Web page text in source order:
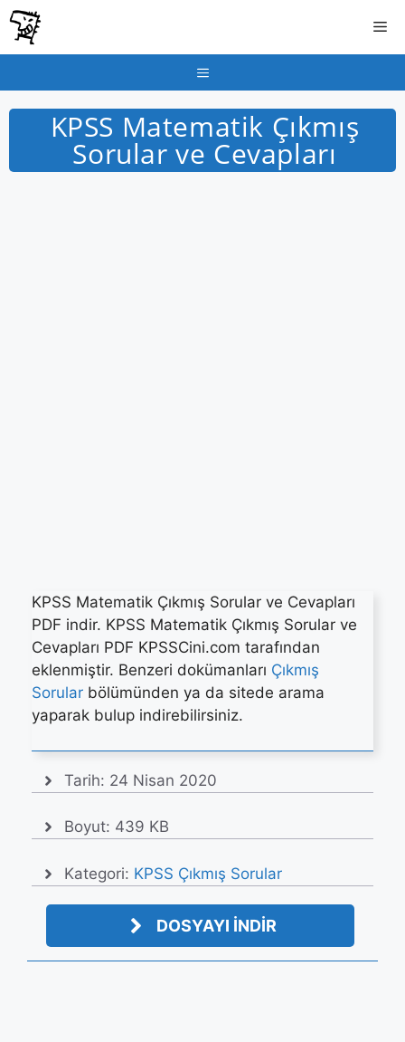
İçeriğe
atla
KPSS Matematik Çıkmış
Sorular ve Cevapları
KPSS Matematik Çıkmış Sorular ve Cevapları
PDF indir. KPSS Matematik Çıkmış Sorular ve
Cevapları PDF KPSSCini.com tarafından
eklenmiştir. Benzeri dokümanları Çıkmış
Sorular bölümünden ya da sitede arama
yaparak bulup indirebilirsiniz.
Tarih: 24 Nisan 2020
Boyut: 439 KB
Kategori: KPSS Çıkmış Sorular
DOSYAYI İNDİR